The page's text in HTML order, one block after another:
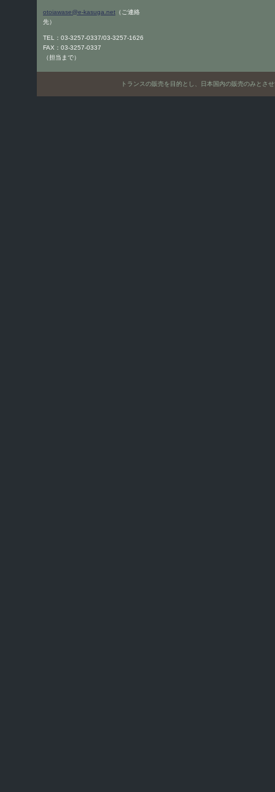
otoiawase@e-kasuga.net （ご連絡
先）
TEL：03-3257-0337/03-3257-1626
FAX：03-3257-0337
（担当まで）
トランスの販売を目的とし、日本国内の販売のみと